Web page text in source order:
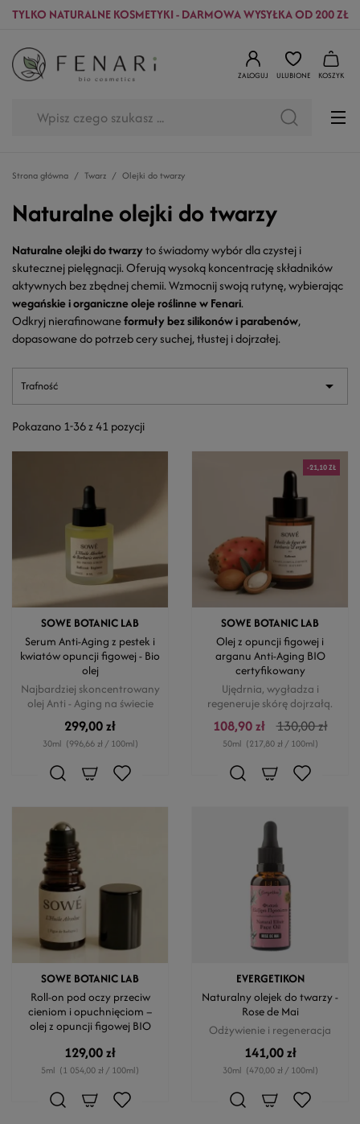
TYLKO NATURALNE KOSMETYKI - DARMOWA WYSYŁKA OD 200 ZŁ
ZALOGUJ ULUBIONE KOSZYK
Strona główna Twarz Olejki do twarzy
Naturalne olejki do twarzy
Naturalne olejki do twarzyto świadomy wybór dla czystej i
skutecznej pielęgnacji. Oferują wysoką koncentrację składników
aktywnych bez zbędnej chemii. Wzmocnij swoją rutynę, wybierając
wegańskie i organiczne oleje roślinne w Fenari.
Odkryj nierafinowaneformuły bez silikonów i parabenów,
dopasowane do potrzeb cery suchej, tłustej i dojrzałej.
Trafność 
Pokazano 1-36 z 41 pozycji
SOWE BOTANIC LAB
Serum Anti-Aging z pestek i
kwiatów opuncji figowej - Bio
olej
Najbardziej skoncentrowany
olej Anti - Aging na świecie
299,00 zł
30ml (996,66 zł / 100ml)
-21,10 ZŁ
SOWE BOTANIC LAB
Olej z opuncji figowej i
arganu Anti-Aging BIO
certyfikowany
Ujędrnia, wygładza i
regeneruje skórę dojrzałą.
108,90 zł 130,00 zł
50ml (217,80 zł / 100ml)
SOWE BOTANIC LAB
Roll-on pod oczy przeciw
cieniom i opuchnięciom –
olej z opuncji figowej BIO
129,00 zł
5ml (1 054,00 zł / 100ml)
EVERGETIKON
Naturalny olejek do twarzy -
Rose de Mai
Odżywienie i regeneracja
141,00 zł
30ml (470,00 zł / 100ml)